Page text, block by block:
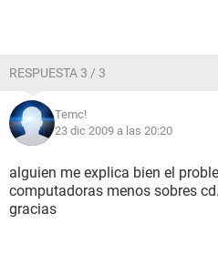
RESPUESTA 3 / 3
Temc!
23 dic 2009 a las 20:20
alguien me explica bien el
computadoras menos sobres cd.
gracias